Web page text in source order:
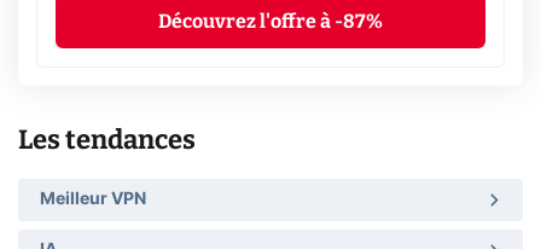
Découvrez l'offre à -87%
Les tendances
Meilleur VPN